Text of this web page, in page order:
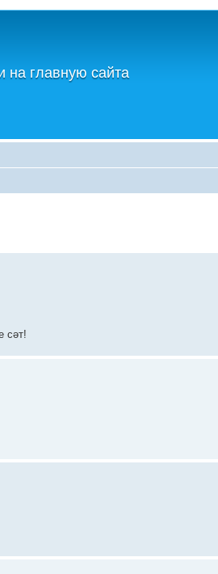
на главную сайта
сәт!